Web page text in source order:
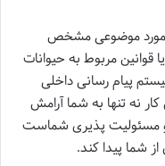
مورد موضوعی مشخص
قوانین مربوط به حیوانات
پیام رسانی داخلی
کار نه تنها به شما آرامش
مسئولیت پذیری شماست
شما پیدا کند.